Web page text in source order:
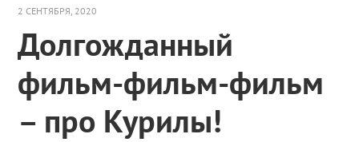
2 СЕНТЯБРЯ, 2020
Долгожданный
фильм-фильм-фильм
– про Курилы!